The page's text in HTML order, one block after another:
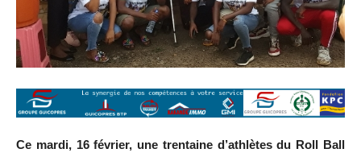
Ce mardi, 16 février, une trentaine d’athlètes du Roll Ball